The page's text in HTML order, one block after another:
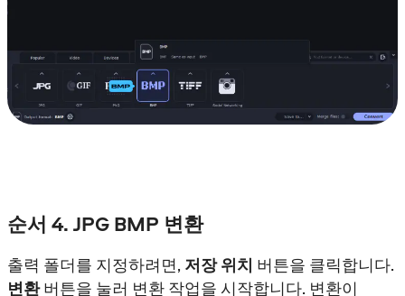
순서 4. JPG BMP 변환
출력 폴더를 지정하려면, 저장 위치 버튼을 클릭합니다.
변환버튼을 눌러 변환 작업을 시작합니다. 변환이